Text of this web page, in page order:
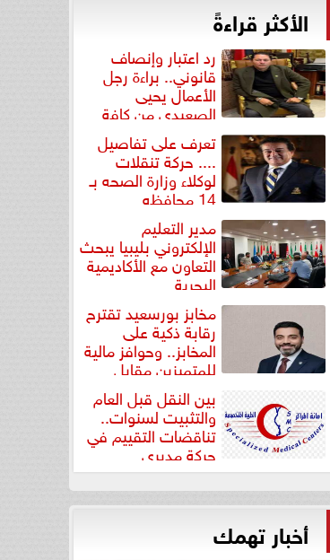
الأكثر قراءةً
رد اعتبار وإنصاف
قانوني.. براءة رجل
الأعمال يحيى
الصعيدي من كافة
التهم... تعرف على تفاصيل
.... حركة تنقلات
لوكلاء وزارة الصحه بـ
14 محافظه
مدير التعليم
الإلكتروني بليبيا يبحث
التعاون مع الأكاديمية
البحرية
مخابز بورسعيد تقترح
رقابة ذكية على
المخابز.. وحوافز مالية
للمتميزين مقابل
بين النقل قبل العام
والتثبيت لسنوات..
تناقضات التقييم في
حركة مديري
”مستشفيات...
أخبار تهمك